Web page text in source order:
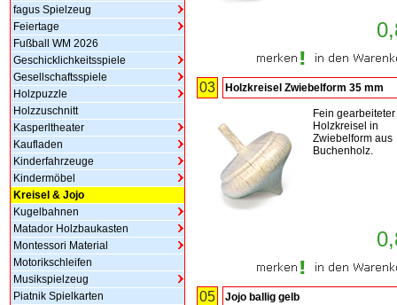
fagus Spielzeug
Feiertage
Fußball WM 2026
Geschicklichkeitsspiele
Gesellschaftsspiele
Holzpuzzle
Holzzuschnitt
Kasperltheater
Kaufladen
Kinderfahrzeuge
Kindermöbel
Kreisel & Jojo
Kugelbahnen
Matador Holzbaukasten
Montessori Material
Motorikschleifen
Musikspielzeug
Piatnik Spielkarten
03 Holzkreisel Zwiebelform 35 mm
Fein gearbeiteter
Holzkreisel in
Zwiebelform aus
Buchenholz.
05 Jojo ballig gelb